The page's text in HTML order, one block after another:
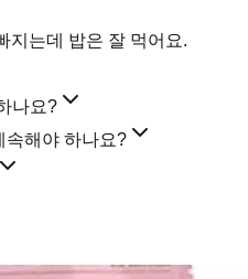
지는데 밥은 잘 먹어요.
나요?
속해야 하나요?